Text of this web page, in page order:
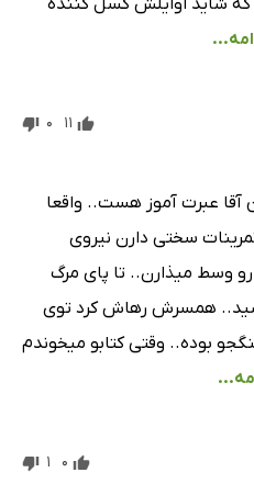
11
0
آقا عبرت آموز هست.. واقعا
سختی دارن نیروی
وسط میذارن.. تا پای مرگ
همسرش رهاش کرد توی
بوده.. وقتی کتابو میخوندم
0
1